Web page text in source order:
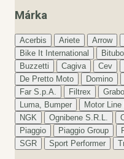
Márka
Acerbis Ariete Arrow
Bike It International
Bitubo
Buzzetti
Cagiva Cev
De Pretto Moto
Domino
Far S.p.A.
Filtrex
Luma, Bumper
Motor Line
NGK
Ognibene S.R.L.
Piaggio
Piaggio Group
SGR
Sport Performer